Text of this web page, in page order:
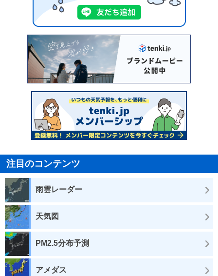
注目のコンテンツ
雨雲レーダー
天気図
PM2.5分布予測
アメダス